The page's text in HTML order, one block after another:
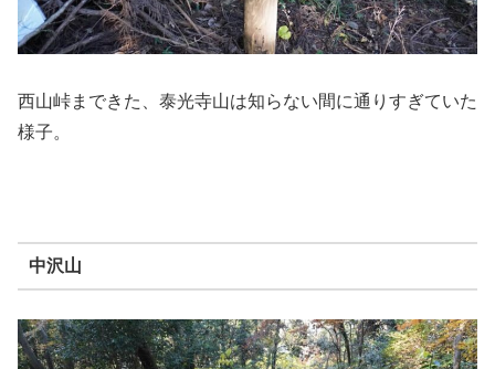
西山峠まできた、泰光寺山は知らない間に通りすぎていた
様子。
中沢山